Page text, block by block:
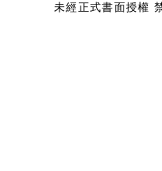
未經正式書面授權